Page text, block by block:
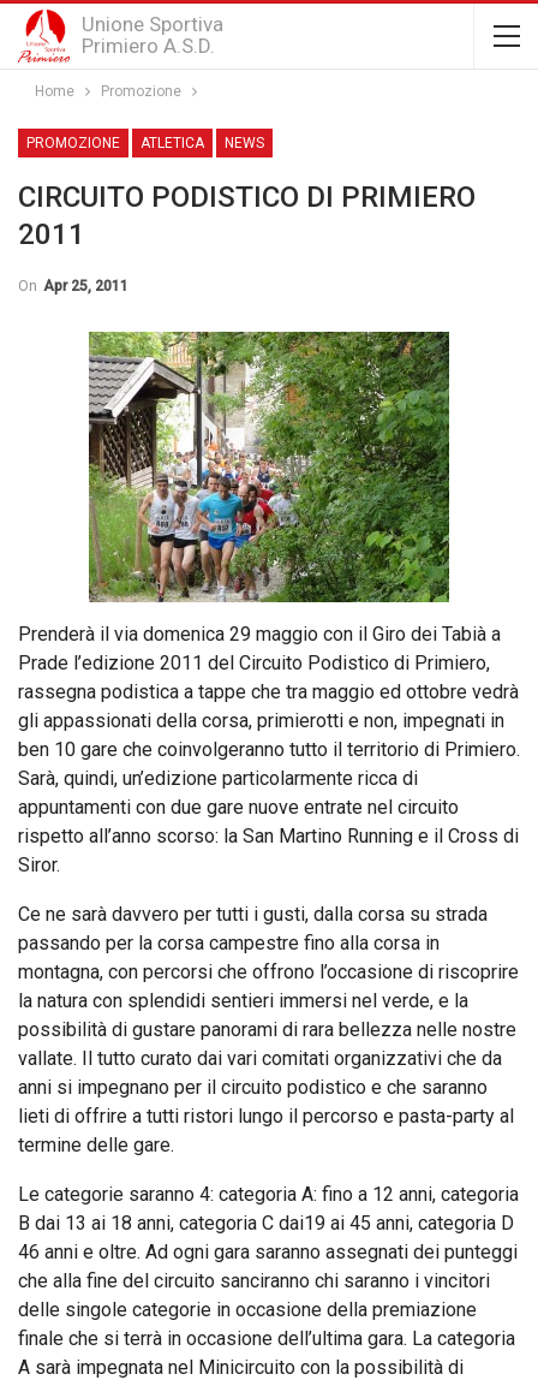
Unione Sportiva
Primiero A.S.D.
Home ­Promozione
­PROMOZIONE ATLETICA NEWS
CIRCUITO PODISTICO DI PRIMIERO
2011
On Apr 25, 2011
Prenderà il via domenica 29 maggio con il Giro dei Tabià a
Prade l’edizione 2011 del Circuito Podistico di Primiero,
rassegna podistica a tappe che tra maggio ed ottobre vedrà
gli appassionati della corsa, primierotti e non, impegnati in
ben 10 gare che coinvolgeranno tutto il territorio di Primiero.
Sarà, quindi, un’edizione particolarmente ricca di
appuntamenti con due gare nuove entrate nel circuito
rispetto all’anno scorso: la San Martino Running e il Cross di
Siror.
Ce ne sarà davvero per tutti i gusti, dalla corsa su strada
passando per la corsa campestre fino alla corsa in
montagna, con percorsi che offrono l’occasione di riscoprire
la natura con splendidi sentieri immersi nel verde, e la
possibilità di gustare panorami di rara bellezza nelle nostre
vallate. Il tutto curato dai vari comitati organizzativi che da
anni si impegnano per il circuito podistico e che saranno
lieti di offrire a tutti ristori lungo il percorso e pasta-party al
termine delle gare.
Le categorie saranno 4: categoria A: fino a 12 anni, categoria
B dai 13 ai 18 anni, categoria C dai19 ai 45 anni, categoria D
46 anni e oltre. Ad ogni gara saranno assegnati dei punteggi
che alla fine del circuito sanciranno chi saranno i vincitori
delle singole categorie in occasione della premiazione
finale che si terrà in occasione dell’ultima gara. La categoria
A sarà impegnata nel Minicircuito con la possibilità di